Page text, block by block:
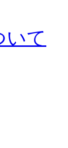
いて